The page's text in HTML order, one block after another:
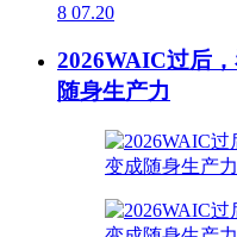
8 07.20
2026WAIC过后
随身生产力